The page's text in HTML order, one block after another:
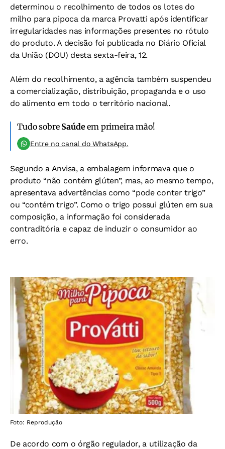
determinou o recolhimento de todos os lotes do
milho para pipoca da marca Provatti após identificar
irregularidades nas informações presentes no rótulo
do produto. A decisão foi publicada no Diário Oficial
da União (DOU) desta sexta-feira, 12.
Além do recolhimento, a agência também suspendeu
a comercialização, distribuição, propaganda e o uso
do alimento em todo o território nacional.
Tudo sobre Saúdeem primeira mão!
Entre no canal do WhatsApp.
Segundo a Anvisa, a embalagem informava que o
produto “não contém glúten”, mas, ao mesmo tempo,
apresentava advertências como “pode conter trigo”
ou “contém trigo”. Como o trigo possui glúten em sua
composição, a informação foi considerada
contraditória e capaz de induzir o consumidor ao
erro.
Foto: Reprodução
De acordo com o órgão regulador, a utilização da